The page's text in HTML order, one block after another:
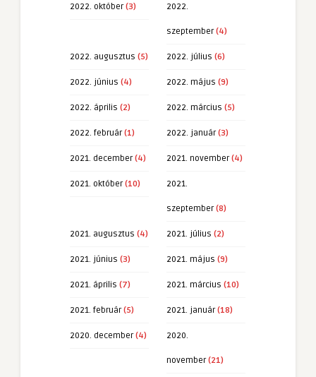
2022. október(3) 2022.
szeptember(4)
2022. augusztus (5) 2022. július (6)
2022. június (4) 2022. május (9)
2022. április (2) 2022. március (5)
2022. február(1) 2022. január(3)
2021. december(4) 2021. november(4)
2021. október(10) 2021.
szeptember(8)
2021. augusztus (4) 2021. július (2)
2021. június (3) 2021. május (9)
2021. április (7) 2021. március (10)
2021. február(5) 2021. január(18)
2020. december(4) 2020.
november(21)